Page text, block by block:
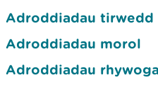
Adroddiadau tirwedd
Adroddiadau morol
Adroddiadau